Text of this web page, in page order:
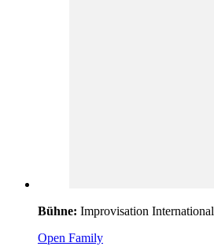
Bühne: Improvisation International
Open Family